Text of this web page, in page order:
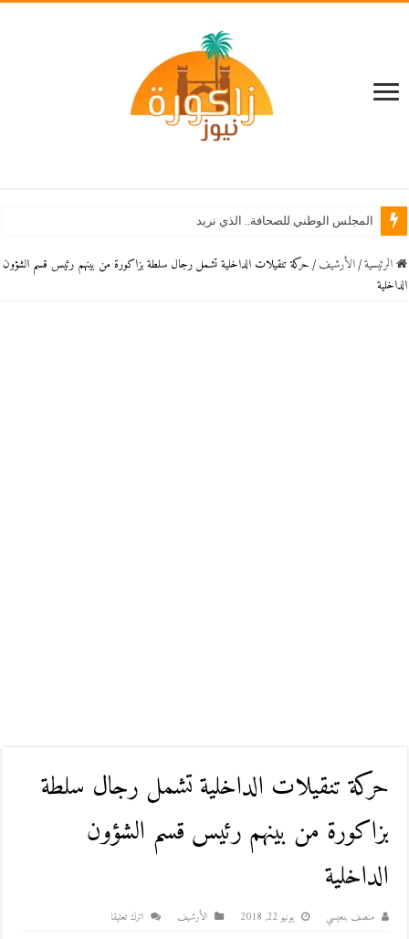
المجلس الوطني للصحافة.. الذي نريد
الرئيسية / اﻷرشيف / حركة تنقيلات الداخلية تشمل رجال سلطة بزاكورة من بينهم رئيس قسم الشؤون
الداخلية
حركة تنقيلات الداخلية تشمل رجال سلطة
بزاكورة من بينهم رئيس قسم الشؤون
الداخلية
منصف بنعيسي يونيو 22, 2018 اﻷرشيف اترك تعليقا